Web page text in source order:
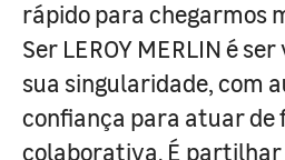
rápido para chegarmos
Ser LEROY MERLIN é
sua singularidade, com
confiança para atuar de
colaborativa. É partilhar